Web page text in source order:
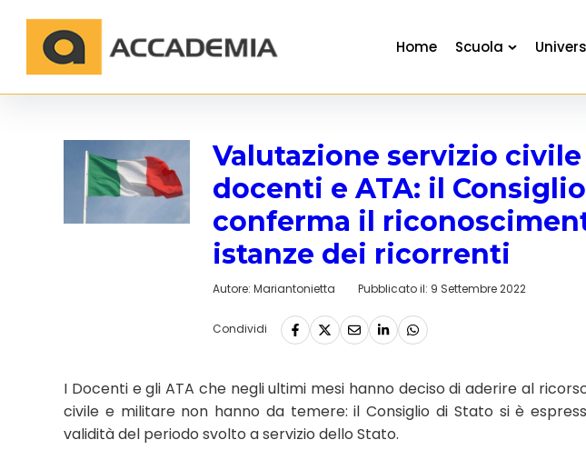
Home Scuola
Valutazione servizio
docenti e ATA: il
conferma il
istanze dei ricorrenti
Autore: Mariantonietta Pubblicato il: 9 Settembre 2022
Condividi
I Docenti e gli ATA che negli ultimi mesi hanno deciso di aderire al
civile e militare non hanno da temere: il Consiglio di Stato si è
validità del periodo svolto a servizio dello Stato.